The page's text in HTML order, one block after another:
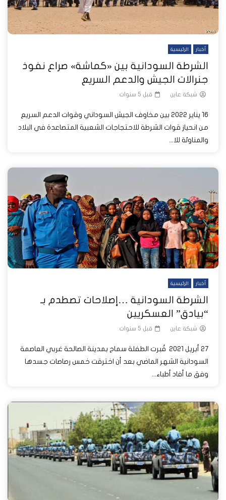
أخبار الرئيسية
الشرطة السودانية بين «كماشة» صراع نفوذ
جنرالات الجيش والدعم السريع
شبكة عاين قبل 5 سنوات
16 يناير 2022 بين مخاوف الجيش السوداني وقوات الدعم السريع
من انحياز قوات الشرطة للاحتجاجات الشعبية المتصاعدة في البلاد
والمناوئة للا...
أخبار الرئيسية
الشرطة السودانية …إصلاحات تصطدم بـ
“بيادق” العسكريين
شبكة عاين قبل 5 سنوات
27 أبريل 2021 قُبرت الطفلة سماح بمدينة الصالحة غربي العاصمة
السودانية الشهر الماضي بعد أن اخترقت خمس رصاصات جسدها
وفق ما أفاد أطباء...